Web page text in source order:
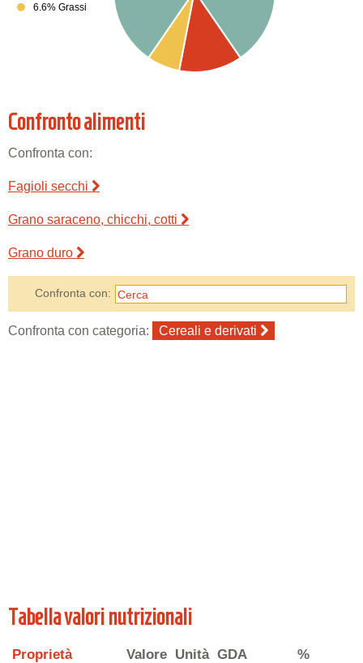
6.6% Grassi
Confronto alimenti
Confronta con:
Fagioli secchi
Grano saraceno, chicchi, cotti
Grano duro
Confronta con:
Confronta con categoria: Cereali e derivati
Tabella valori nutrizionali
Proprietà Valore Unità GDA
%